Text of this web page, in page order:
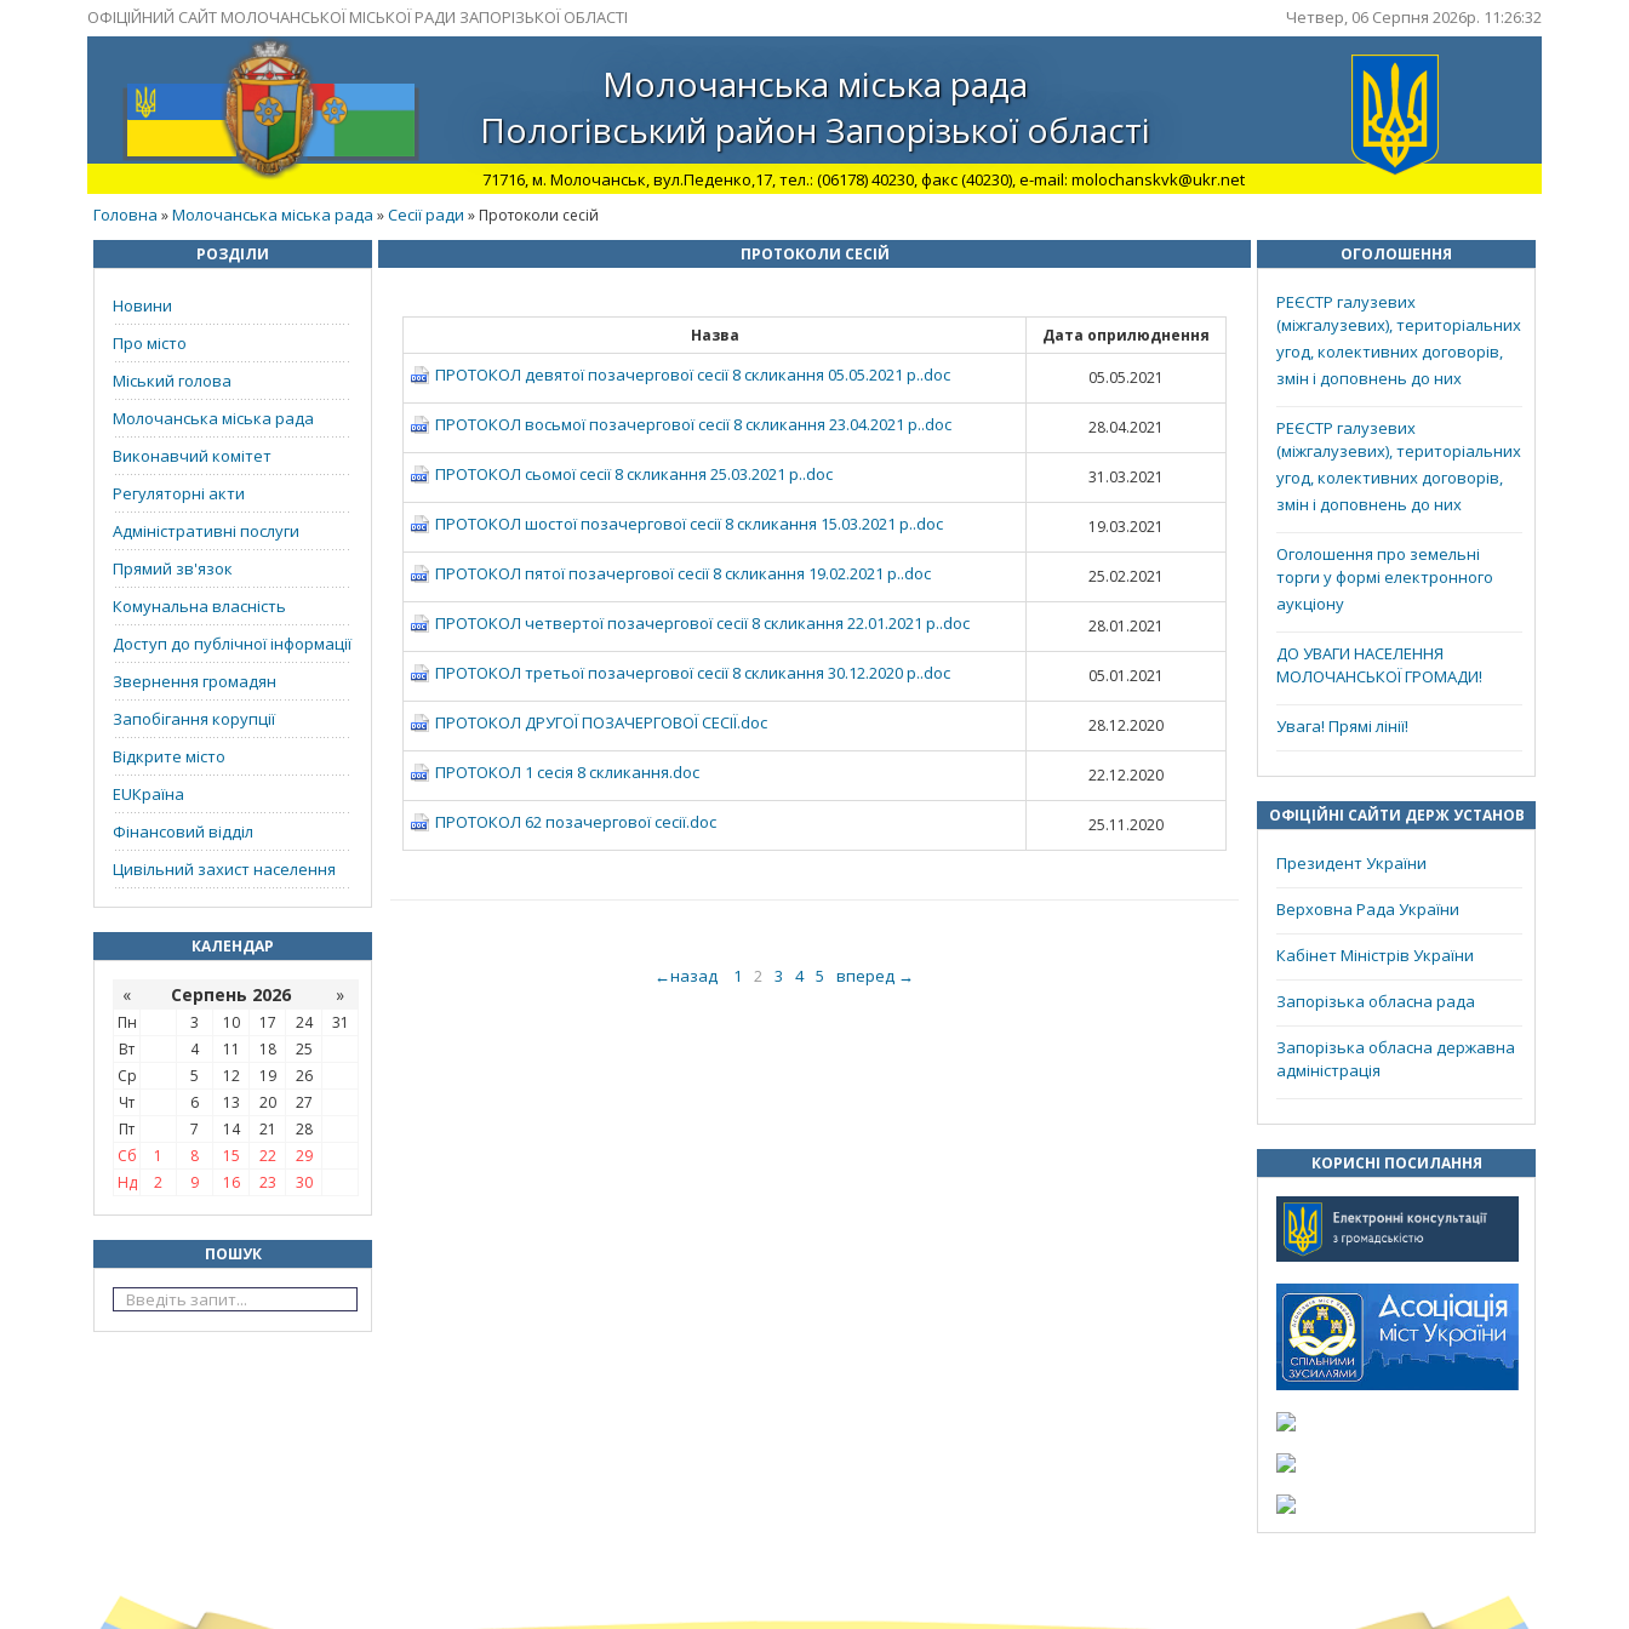
ОФІЦІЙНИЙ САЙТ МОЛОЧАНСЬКОЇ МІСЬКОЇ РАДИ ЗАПОРІЗЬКОЇ ОБЛАСТІ Четвер, 06 Серпня 2026р. 11:26:32
Молочанська міська рада
Пологівський район Запорізької області
71716, м. Молочанськ, вул.Педенко,17, тел.: (06178) 40230, факс (40230), e-mail: molochanskvk@ukr.net
Головна »Молочанська міська рада »Сесії ради » Протоколи сесій
РОЗДІЛИ
Новини
Про місто
Міський голова
Молочанська міська рада
Виконавчий комітет
Регуляторні акти
Адміністративні послуги
Прямий зв'язок
Комунальна власність
Доступ до публічної інформації
Звернення громадян
Запобігання корупції
Відкрите місто
EUКраїна
Фінансовий відділ
Цивільний захист населення
КАЛЕНДАР
« Серпень 2026 »
Пн 3 10 17 24
31
Вт
4 11 18
25
Ср
5 12 19
26
Чт
6 13 20
27
Пт
7 14 21
28
Сб
1 8 15 22
29
Нд
2 9 16 23 30
ПОШУК
ПРОТОКОЛИ СЕСІЙ
Назва Дата оприлюднення
ПРОТОКОЛ девятої позачергової сесії 8 скликання 05.05.2021 р..doc 05.05.2021
ПРОТОКОЛ восьмої позачергової сесії 8 скликання 23.04.2021 р..doc 28.04.2021
ПРОТОКОЛ сьомої сесії 8 скликання 25.03.2021 р..doc 31.03.2021
ПРОТОКОЛ шостої позачергової сесії 8 скликання 15.03.2021 р..doc 19.03.2021
ПРОТОКОЛ пятої позачергової сесії 8 скликання 19.02.2021 р..doc 25.02.2021
ПРОТОКОЛ четвертої позачергової сесії 8 скликання 22.01.2021 р..doc 28.01.2021
ПРОТОКОЛ третьої позачергової сесії 8 скликання 30.12.2020 р..doc 05.01.2021
ПРОТОКОЛ ДРУГОЇ ПОЗАЧЕРГОВОЇ СЕСІЇ.doc 28.12.2020
ПРОТОКОЛ 1 сесія 8 скликання.doc 22.12.2020
ПРОТОКОЛ 62 позачергової сесії.doc 25.11.2020
←назад 1 2 3 4 5 вперед →
ОГОЛОШЕННЯ
РЕЄСТР галузевих
(міжгалузевих), територіальних
угод, колективних договорів,
змін і доповнень до них
РЕЄСТР галузевих
(міжгалузевих), територіальних
угод, колективних договорів,
змін і доповнень до них
Оголошення про земельні
торги у формі електронного
аукціону
ДО УВАГИ НАСЕЛЕННЯ
МОЛОЧАНСЬКОЇ ГРОМАДИ!
Увага! Прямі лінії!
ОФІЦІЙНІ САЙТИ ДЕРЖ УСТАНОВ
Президент України
Верховна Рада України
Кабінет Міністрів України
Запорізька обласна рада
Запорізька обласна державна
адміністрація
КОРИСНІ ПОСИЛАННЯ